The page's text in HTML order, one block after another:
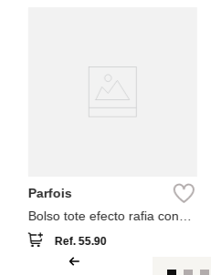
Parfois
Bolso tote efecto rafia con
asas versátiles
Ref.55.90